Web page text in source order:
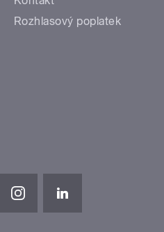
Rozhlasový poplatek